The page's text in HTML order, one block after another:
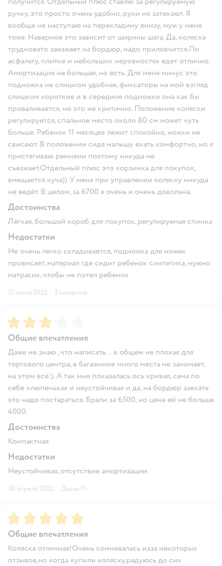
ручку, это просто очень удобно, руки не затекают. Я
вообще не наступаю на перекладину внизу, муж у меня
тоже. Наверное это зависит от ширины шага. Да, коляска
трудновато заезжает на бордюр, надо приловчится.По
асфальту, плитке и небольших неровностях едет отлично.
Амортизация не большая, но есть. Для меня минус это
подножка не слишком удобная, фиксаторы на мой взгляд
слишком короткие и в середине подножки она как бы
проваливается, но это не критично. Положение коляски
регулируется, спальное место около 80 см может чуть
больше. Ребенок 11 месяцев лежит спокойно, ножки не
свисают. В положении сидя малышу ехать комфортно, но я
пристегиваю ремнями поэтому никуда не
съезжает.Отдельный плюс это корзинка для покупок,
вмещается куча)) У меня при управлении коляску никуда
не ведёт. В целом, за 6700 я очень и очень довольна.
Достоинства
Лёгкая, большой короб для покупок, регулируемая спинка
Недостатки
Не очень легко складывается, подножка для ножек
провисает, материал где сидит ребенок синтетика, нужно
матрасик, чтобы не потел ребенок
12 июня 2022 · Екатерина
Рейтинг:3
Общие впечатления
Даже не знаю , что написать... в общем не плохая для
торгового центра, в багажнике много места не занимает,
на этом всё:). А так мне показалась ось кривая, сама по
себе хлюпенькая и неустойчивая и да, на бордюр заехать
это надо постараться. Брали за 6500, но цена ей не больше
4000.
Достоинства
Компактная
Недостатки
Неустойчивая, отсутствие амортизации
30 апреля 2022 · Дарья П.
Рейтинг:5
Общие впечатления
Коляска отличная!Очень сомневалась изза некоторых
отзывов,но когда купили коляску,радуюсь до сих